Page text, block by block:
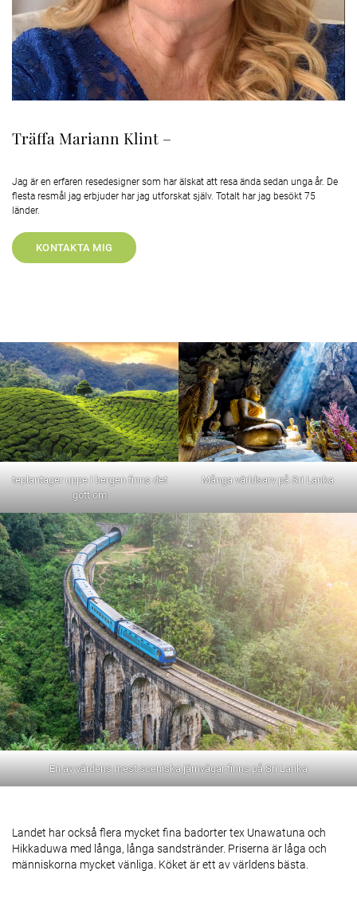
Träffa Mariann Klint –
Jag är en erfaren resedesigner som har älskat att resa ända sedan unga år. De
flesta resmål jag erbjuder har jag utforskat själv. Totalt har jag besökt 75
länder.
KONTAKTA MIG
teplantager uppe i bergen finns det
gott om
Många världsarv på Sri Lanka
En av värdens mest sceniska järnvägar finns på Sri Lanka
Landet har också flera mycket fina badorter tex Unawatuna och
Hikkaduwa med långa, långa sandstränder. Priserna är låga och
människorna mycket vänliga. Köket är ett av världens bästa.